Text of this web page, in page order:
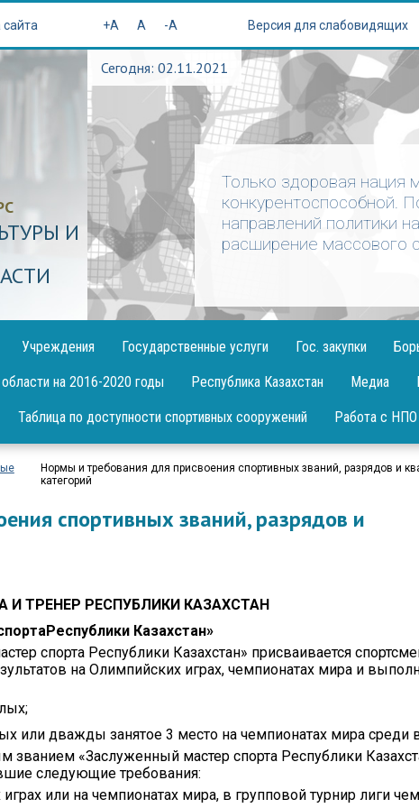
сайта +A A -A Версия для слабовидящих
И
Сегодня: 02.11.2021
Только здоровая нация
конкурентоспособной.
направлений политики
расширение массового
и
Учреждения Государственные услуги Гос. закупки
на 2016-2020 годы
Республика Казахстан
Послания Президента
Государственные
символы
Медиа
Фотогалерея
Таблица по доступности спортивных сооружений Работа с НПО
Нормы и требования для присвоения спортивных званий, разрядов и
категорий
спортивных званий, разрядов и
ТРЕНЕР РЕСПУБЛИКИ КАЗАХСТАН
Казахстан»
спорта Республики Казахстан» присваивается
на Олимпийских играх, чемпионатах мира и
или дважды занятое 3 место на чемпионатах мира среди
«Заслуженный мастер спорта Республики
следующие требования:
или на чемпионатах мира, в групповой турнир лиги